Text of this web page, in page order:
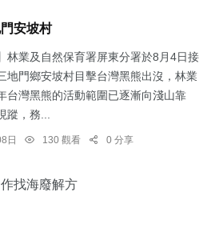
安坡村
林業及自然保育署屏東分署於8月4日接
地門鄉安坡村目擊台灣黑熊出沒，林業
台灣黑熊的活動範圍已逐漸向淺山靠
，務...
日 130 觀看 0 分享